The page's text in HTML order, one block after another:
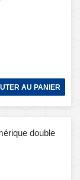
AU PANIER
double